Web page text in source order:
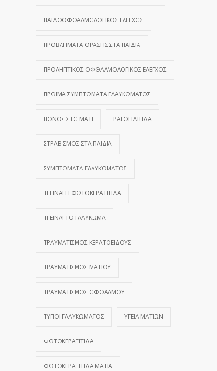
ΠΑΙΔΟΟΦΘΑΛΜΟΛΟΓΙΚΌΣ ΈΛΕΓΧΟΣ
ΠΡΟΒΛΉΜΑΤΑ ΌΡΑΣΗΣ ΣΤΑ ΠΑΙΔΙΆ
ΠΡΟΛΗΠΤΙΚΌΣ ΟΦΘΑΛΜΟΛΟΓΙΚΌΣ ΈΛΕΓΧΟΣ
ΠΡΏΙΜΑ ΣΥΜΠΤΏΜΑΤΑ ΓΛΑΥΚΏΜΑΤΟΣ
ΠΌΝΟΣ ΣΤΟ ΜΆΤΙ ΡΑΓΟΕΙΔΊΤΙΔΑ
ΣΤΡΑΒΙΣΜΌΣ ΣΤΑ ΠΑΙΔΙΆ
ΣΥΜΠΤΏΜΑΤΑ ΓΛΑΥΚΏΜΑΤΟΣ
ΤΙ ΕΊΝΑΙ Η ΦΩΤΟΚΕΡΑΤΊΤΙΔΑ
ΤΙ ΕΊΝΑΙ ΤΟ ΓΛΑΎΚΩΜΑ
ΤΡΑΥΜΑΤΙΣΜΌΣ ΚΕΡΑΤΟΕΙΔΟΎΣ
ΤΡΑΥΜΑΤΙΣΜΌΣ ΜΑΤΙΟΎ
ΤΡΑΥΜΑΤΙΣΜΌΣ ΟΦΘΑΛΜΟΎ
ΤΎΠΟΙ ΓΛΑΥΚΏΜΑΤΟΣ ΥΓΕΊΑ ΜΑΤΙΏΝ
ΦΩΤΟΚΕΡΑΤΊΤΙΔΑ
ΦΩΤΟΚΕΡΑΤΊΤΙΔΑ ΜΆΤΙΑ